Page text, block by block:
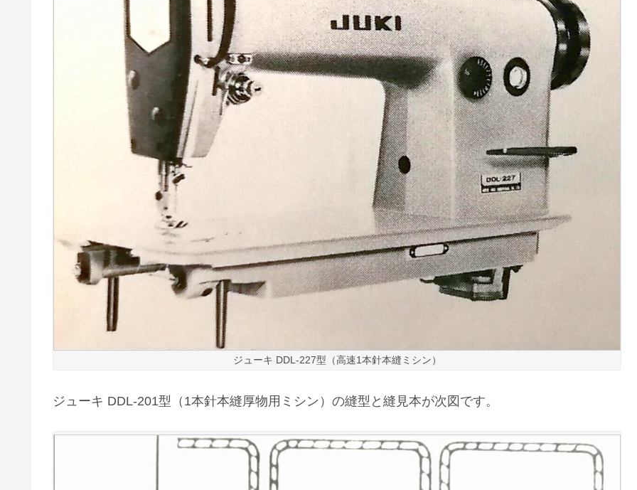
ジューキ DDL-227型（高速1本針本縫ミシン）
ジューキ DDL-201型（1本針本縫厚物用ミシン）の縫型と縫見本が次図です。